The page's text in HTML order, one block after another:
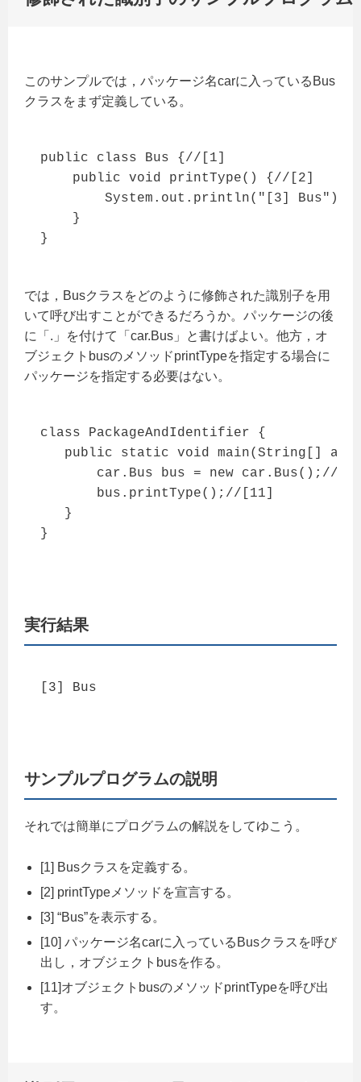
このサンプルでは，パッケージ名carに入っているBus
クラスをまず定義している。
public class Bus {//[1]
    public void printType() {//[2]
        System.out.println("[3] Bus");
    }
}
では，Busクラスをどのように修飾された識別子を用
いて呼び出すことができるだろうか。パッケージの後
に「.」を付けて「car.Bus」と書けばよい。他方，オ
ブジェクトbusのメソッドprintTypeを指定する場合に
パッケージを指定する必要はない。
class PackageAndIdentifier {
public static void main(String[]
car.Bus bus = new car.Bus();//
       bus.printType();//[11]
   }
}
実行結果
[3] Bus
サンプルプログラムの説明
それでは簡単にプログラムの解説をしてゆこう。
[1] Busクラスを定義する。
[2] printTypeメソッドを宣言する。
[3] “Bus”を表示する。
[10] パッケージ名carに入っているBusクラスを呼び
出し，オブジェクトbusを作る。
[11]オブジェクトbusのメソッドprintTypeを呼び出
す。